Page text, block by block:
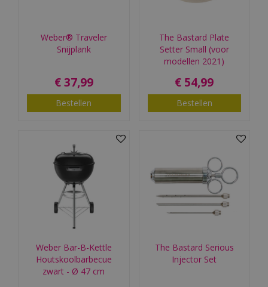
Weber® Traveler
Snijplank
€ 37,99
Bestellen
The Bastard Plate
Setter Small (voor
modellen 2021)
€ 54,99
Bestellen
Weber Bar-B-Kettle
Houtskoolbarbecue
zwart - Ø 47 cm
The Bastard Serious
Injector Set